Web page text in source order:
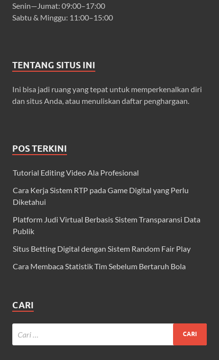
Senin—Jumat: 09:00–17:00
Sabtu & Minggu: 11:00–15:00
TENTANG SITUS INI
Ini bisa jadi ruang yang tepat untuk memperkenalkan diri
dan situs Anda, atau menuliskan daftar penghargaan.
POS TERKINI
Tutorial Editing Video Ala Profesional
Cara Kerja Sistem RTP pada Game Digital yang Perlu
Diketahui
Platform Judi Virtual Berbasis Sistem Transparansi Data
Publik
Situs Betting Digital dengan Sistem Random Fair Play
Cara Membaca Statistik Tim Sebelum Bertaruh Bola
CARI